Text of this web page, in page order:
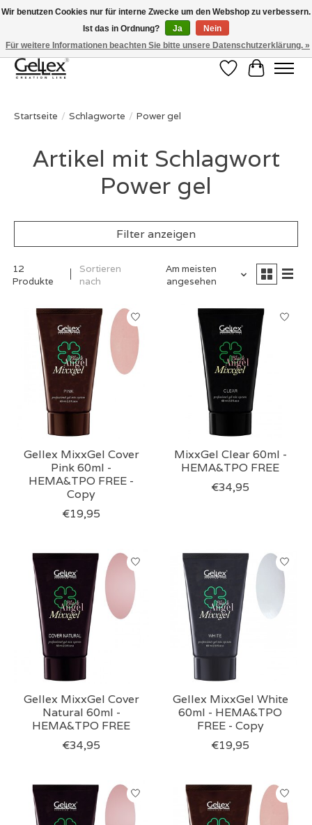
✅ Voor 15:00 besteld, de volgende werkdag in huis! ✅ Gratis verzenden vanaf
€50 ✉info@gellex.nl
Wunschzettel
Ihr
Startseite / Schlagworte / Power gel
Artikel mit Schlagwort
Power gel
Filter anzeigen
12
Produkte
Sortieren
nach
Am meisten
angesehen
Gellex MixxGel Cover
Pink 60ml -
HEMA&TPO FREE -
Copy
€19,95
MixxGel Clear 60ml -
HEMA&TPO FREE
€34,95
Gellex MixxGel Cover
Natural 60ml -
HEMA&TPO FREE
€34,95
Gellex MixxGel White
60ml - HEMA&TPO
FREE - Copy
€19,95
Wir benutzen Cookies nur für interne Zwecke um den Webshop zu verbessern.
Ist das in Ordnung?
Ja
Nein
Für weitere Informationen beachten Sie bitte unsere Datenschutzerklärung. »